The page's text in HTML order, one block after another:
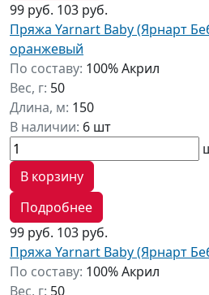
99 руб. 103 руб.
Пряжа Yarnart Baby (Ярнарт
оранжевый
По составу: 100% Акрил
Вес, г: 50
Длина, м: 150
В наличии: 6 шт
В корзину
Подробнее
99 руб. 103 руб.
Пряжа Yarnart Baby (Ярнарт
По составу: 100% Акрил
Вес, г: 50